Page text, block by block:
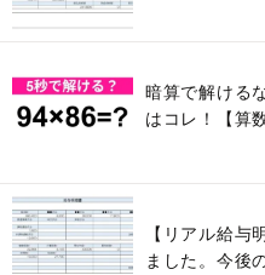
暗算で解ける
はコレ！【算
【リアル給与
ました。今後